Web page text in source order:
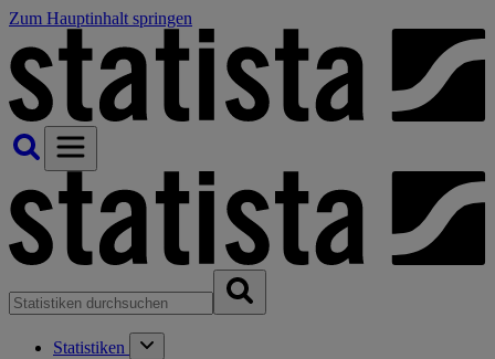
Zum Hauptinhalt springen
Statistiken